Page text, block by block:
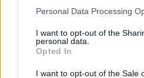
Please note that this website/app
not limited to your visit or usage
grant or deny consent to Google
use your data for below specified
consent section.
Personal Data Processing
I want to opt-out of the
personal data.
Opted In
I want to opt-out of the Sale